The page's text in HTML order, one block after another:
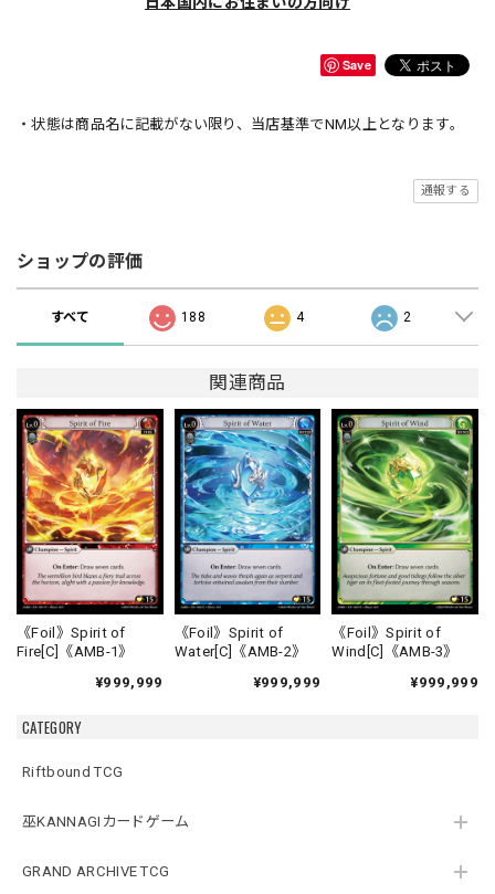
CATEGORY
Riftbound TCG
巫KANNAGIカードゲーム
GRAND ARCHIVE TCG
Save
・状態は商品名に記載がない限り、当店基準でNM以上となります。
通報する
ショップの評価
すべて 188 4 2
関連商品
《Foil》Spirit of
Fire[C]《AMB-1》
¥999,999
《Foil》Spirit of
Water[C]《AMB-2》
¥999,999
《Foil》Spirit of
Wind[C]《AMB-3》
¥999,999